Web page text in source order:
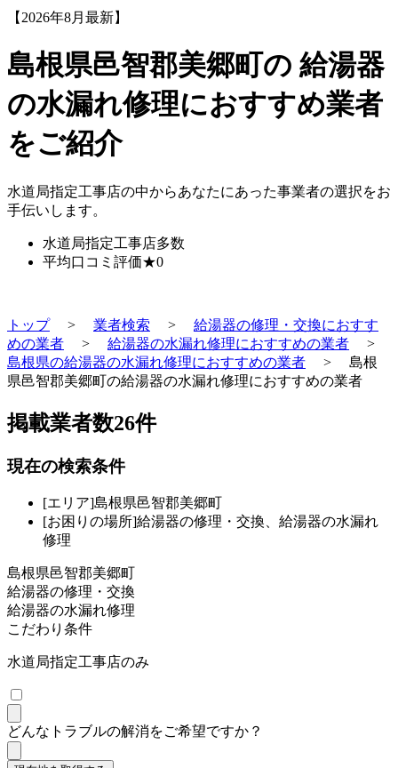
【2026年8月最新】
島根県邑智郡美郷町の 給湯器
の水漏れ修理におすすめ業者
をご紹介
水道局指定工事店の中からあなたにあった事業者の選択をお
手伝いします。
水道局指定工事店多数
平均口コミ評価★0
トップ> 業者検索 > 給湯器の修理・交換におすす
めの業者 > 給湯器の水漏れ修理におすすめの業者 >
島根県の給湯器の水漏れ修理におすすめの業者 > 島根
県邑智郡美郷町の給湯器の水漏れ修理におすすめの業者
掲載業者数26件
現在の検索条件
[エリア]島根県邑智郡美郷町
[お困りの場所]給湯器の修理・交換、給湯器の水漏れ
修理
島根県邑智郡美郷町
給湯器の修理・交換
給湯器の水漏れ修理
こだわり条件
水道局指定工事店のみ
どんなトラブルの解消をご希望ですか？